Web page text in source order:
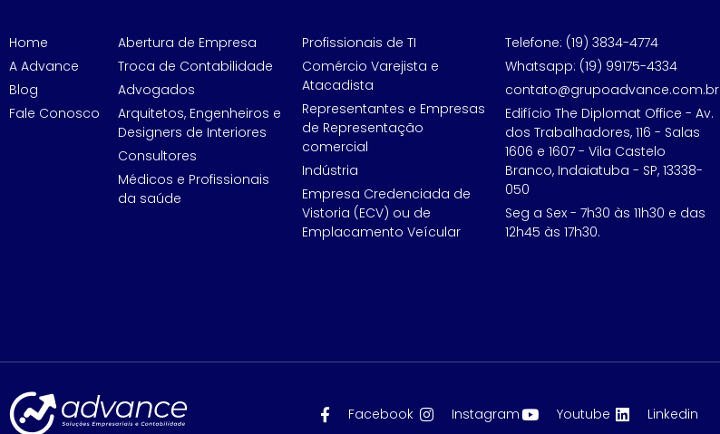
Home
A Advance
Blog
Fale Conosco
Abertura de Empresa
Troca de Contabilidade
Advogados
Arquitetos, Engenheiros e
Designers de Interiores
Consultores
Médicos e Profissionais
da saúde
Profissionais de TI
Comércio Varejista e
Atacadista
Representantes e Empresas
de Representação
comercial
Indústria
Empresa Credenciada de
Vistoria (ECV) ou de
Emplacamento Veícular
Telefone: (19) 3834-4774
Whatsapp: (19) 99175-4334
contato@grupoadvance.com.br
Edifício The Diplomat Office - Av.
dos Trabalhadores, 116 - Salas
1606 e 1607 - Vila Castelo
Branco, Indaiatuba - SP, 13338-
050
Seg a Sex - 7h30 às 11h30 e das
12h45 às 17h30.
Facebook Instagram Youtube Linkedin